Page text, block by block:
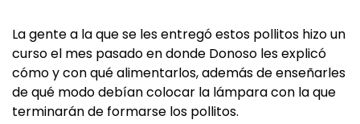
La gente a la que se les entregó estos pollitos hizo un
curso el mes pasado en donde Donoso les explicó
cómo y con qué alimentarlos, además de enseñarles
de qué modo debían colocar la lámpara con la que
terminarán de formarse los pollitos.